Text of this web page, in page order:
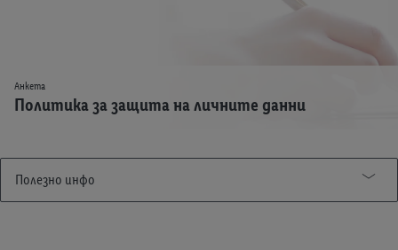
Анкета
Политика за защита на личните данни
Полезно инфо